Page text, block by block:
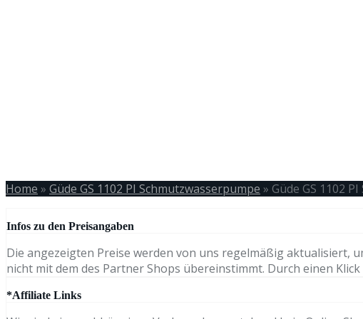
Home » Güde GS 1102 PI Schmutzwasserpumpe » Güde GS 1102
Infos zu den Preisangaben
Die angezeigten Preise werden von uns regelmäßig aktualisiert,
nicht mit dem des Partner Shops übereinstimmt. Durch einen
*Affiliate Links